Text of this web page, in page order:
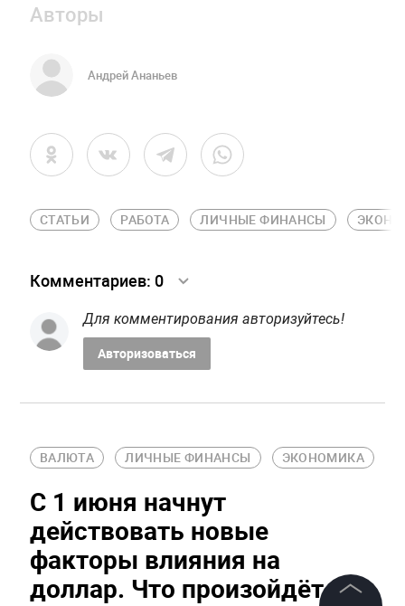
Авторы
Андрей Ананьев
СТАТЬИ РАБОТА ЛИЧНЫЕ ФИНАНСЫ
Комментариев: 0
Для комментирования авторизуйтесь!
Авторизоваться
ВАЛЮТА ЛИЧНЫЕ ФИНАНСЫ ЭКОНОМИКА
С 1 июня начнут
действовать новые
факторы влияния на
доллар. Что произойдёт с